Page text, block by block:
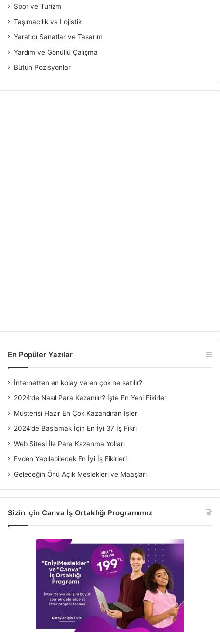
Spor ve Turizm
Taşımacılık ve Lojistik
Yaratıcı Sanatlar ve Tasarım
Yardım ve Gönüllü Çalışma
Bütün Pozisyonlar
En Popüler Yazılar
İnternetten en kolay ve en çok ne satılır?
2024’de Nasıl Para Kazanılır? İşte En Yeni Fikirler
Müşterisi Hazır En Çok Kazandıran İşler
2024’de Başlamak İçin En İyi 37 İş Fikri
Web Sitesi İle Para Kazanma Yolları
Evden Yapılabilecek En İyi İş Fikirleri
Geleceğin Önü Açık Meslekleri ve Maaşları
Sizin İçin Canva İş Ortaklığı Programımız